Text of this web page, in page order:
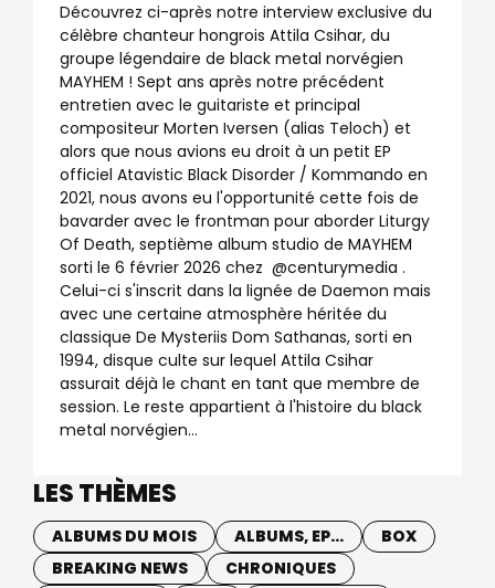
Découvrez ci-après notre interview exclusive du
célèbre chanteur hongrois Attila Csihar, du
groupe légendaire de black metal norvégien
MAYHEM ! Sept ans après notre précédent
entretien avec le guitariste et principal
compositeur Morten Iversen (alias Teloch) et
alors que nous avions eu droit à un petit EP
officiel Atavistic Black Disorder / Kommando en
2021, nous avons eu l'opportunité cette fois de
bavarder avec le frontman pour aborder Liturgy
Of Death, septième album studio de MAYHEM
sorti le 6 février 2026 chez @centurymedia .
Celui-ci s'inscrit dans la lignée de Daemon mais
avec une certaine atmosphère héritée du
classique De Mysteriis Dom Sathanas, sorti en
1994, disque culte sur lequel Attila Csihar
assurait déjà le chant en tant que membre de
session. Le reste appartient à l'histoire du black
metal norvégien…
LES THÈMES
ALBUMS DU MOIS ALBUMS, EP...
BOX
BREAKING NEWS
CHRONIQUES